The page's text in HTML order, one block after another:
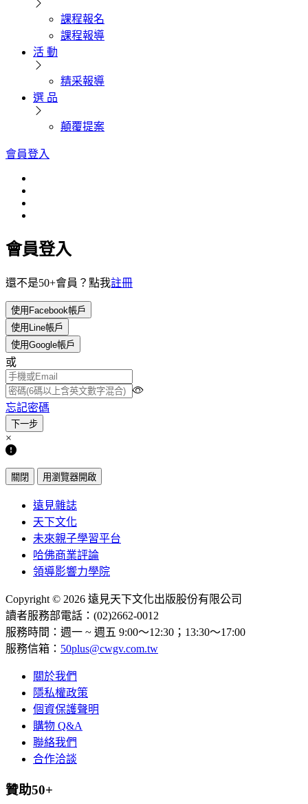
課程報名
課程報導
活 動
精采報導
選 品
顛覆提案
會員登入
會員登入
還不是50+會員？點我註冊
使用Facebook帳戶
使用Line帳戶
使用Google帳戶
或
忘記密碼
×
關閉 用瀏覽器開啟
遠見雜誌
天下文化
未來親子學習平台
哈佛商業評論
領導影響力學院
Copyright © 2026 遠見天下文化出版股份有限公司
讀者服務部電話：(02)2662-0012
服務時間：週一 ~ 週五 9:00～12:30；13:30～17:00
服務信箱： 50plus@cwgv.com.tw
關於我們
隱私權政策
個資保護聲明
購物 Q&A
聯絡我們
合作洽談
贊助50+